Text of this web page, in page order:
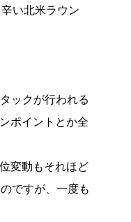
い北米ラウン
ックが行われる
ポイントとか全
変動もそれほど
ですが、一度も